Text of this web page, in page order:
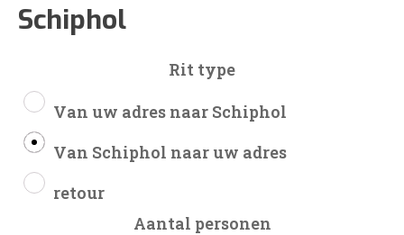
Schiphol
Rit type
Van uw adres naar Schiphol
Van Schiphol naar uw adres
retour
Aantal personen